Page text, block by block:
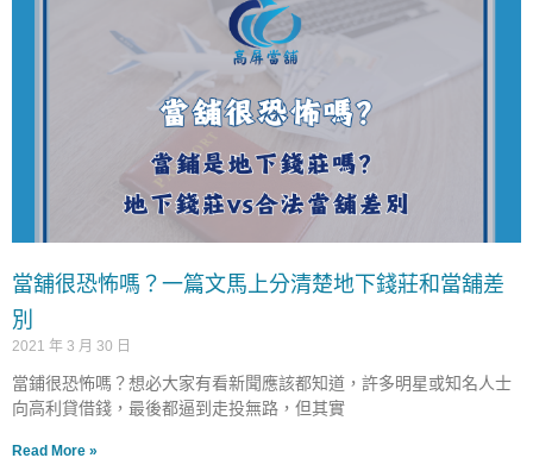
當舖很恐怖嗎？一篇文馬上分清楚地下錢莊和當舖差
別
2021 年 3 月 30 日
當鋪很恐怖嗎？想必大家有看新聞應該都知道，許多明星或知名人士
向高利貸借錢，最後都逼到走投無路，但其實
Read More »